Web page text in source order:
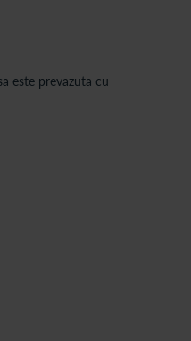
este prevazuta cu